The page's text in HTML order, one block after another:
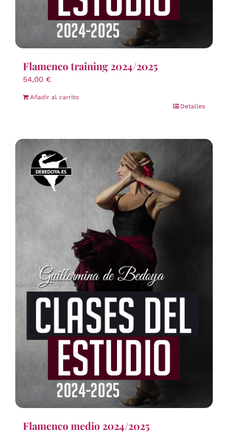
Flamenco training 2024/2025
54,00 €
Añadir al carrito
Detalles
Flamenco medio 2024/2025